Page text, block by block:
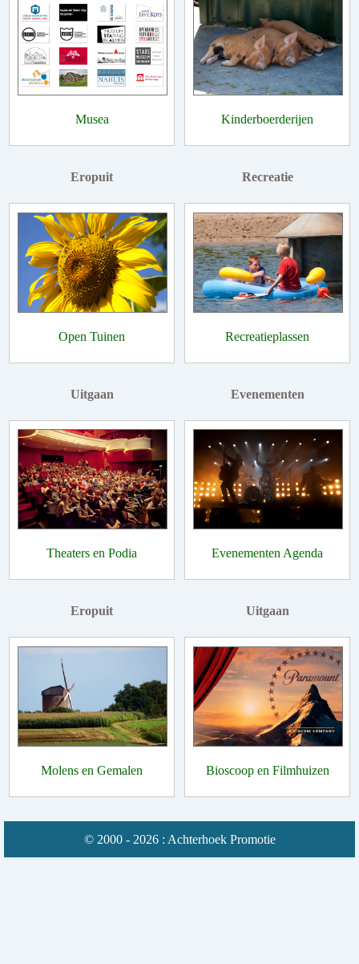
Musea Kinderboerderijen
Eropuit
Open Tuinen
Recreatie
Recreatieplassen
Uitgaan
Theaters en Podia
Evenementen
Evenementen Agenda
Eropuit
Molens en Gemalen
Uitgaan
Bioscoop en Filmhuizen
© 2000 - 2026 : Achterhoek Promotie